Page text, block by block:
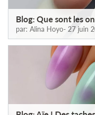
Blog: Que sont les
par: Alina Hoyo- 27 juin